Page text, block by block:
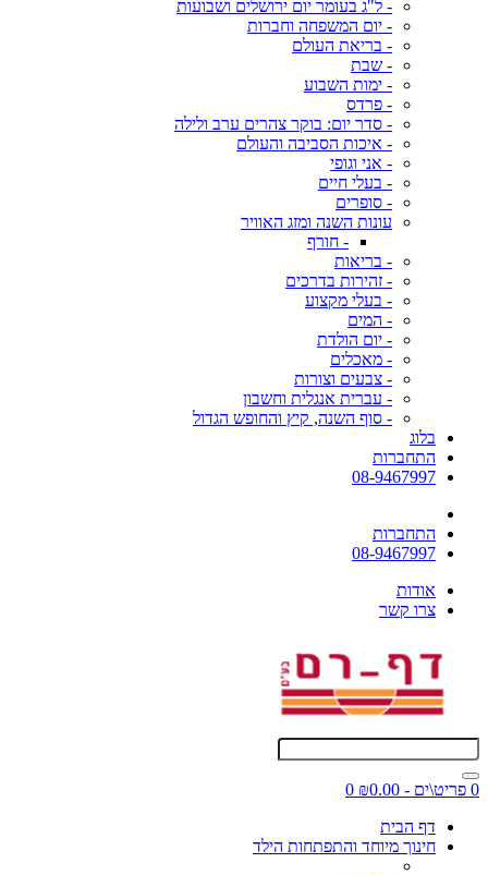
- ל"ג בעומר יום ירושלים ושבועות
- יום המשפחה וחברות
- בריאת העולם
- שבת
- ימות השבוע
- פרדס
- סדר יום: בוקר צהרים ערב ולילה
- איכות הסביבה והעולם
- אני וגופי
- בעלי חיים
- סופרים
עונות השנה ומזג האוויר
- חורף
- בריאות
- זהירות בדרכים
- בעלי מקצוע
- המים
- יום הולדת
- מאכלים
- צבעים וצורות
- עברית אנגלית וחשבון
- סוף השנה, קיץ והחופש הגדול
בלוג
התחברות
08-9467997
התחברות
08-9467997
אודות
צרו קשר
0 פריט\ים - ₪0.00
0
דף הבית
חינוך מיוחד והתפתחות הילד